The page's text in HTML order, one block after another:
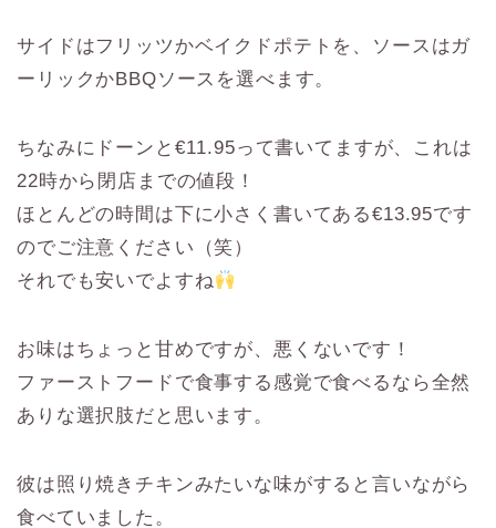
サイドはフリッツかベイクドポテトを、ソースはガ
ーリックかBBQソースを選べます。
ちなみにドーンと€11.95って書いてますが、これは
22時から閉店までの値段！
ほとんどの時間は下に小さく書いてある€13.95です
のでご注意ください（笑）
それでも安いでよすね
お味はちょっと甘めですが、悪くないです！
ファーストフードで食事する感覚で食べるなら全然
ありな選択肢だと思います。
彼は照り焼きチキンみたいな味がすると言いながら
食べていました。